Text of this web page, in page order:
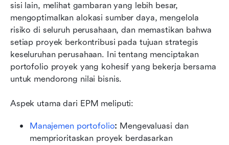
sisi lain, melihat gambaran yang lebih besar,
mengoptimalkan alokasi sumber daya, mengelola
risiko di seluruh perusahaan, dan memastikan bahwa
setiap proyek berkontribusi pada tujuan strategis
keseluruhan perusahaan. Ini tentang menciptakan
portofolio proyek yang kohesif yang bekerja bersama
untuk mendorong nilai bisnis.
Aspek utama dari EPM meliputi:
Manajemen portofolio: Mengevaluasi dan
memprioritaskan proyek berdasarkan